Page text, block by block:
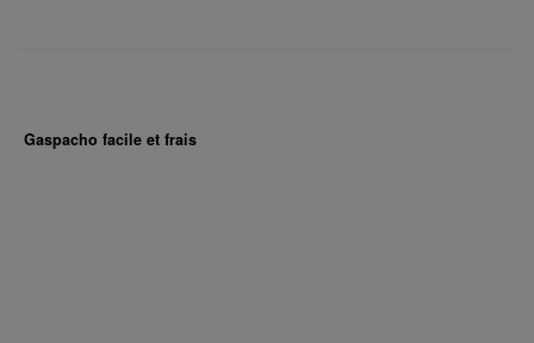
Gaspacho facile et frais